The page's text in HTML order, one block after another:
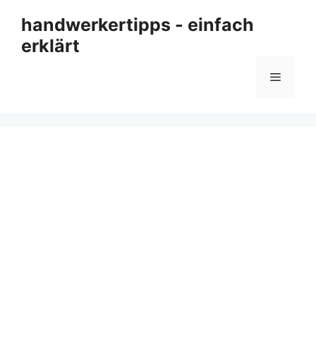
Inhalt
springen
handwerkertipps - einfach
erklärt
Menü